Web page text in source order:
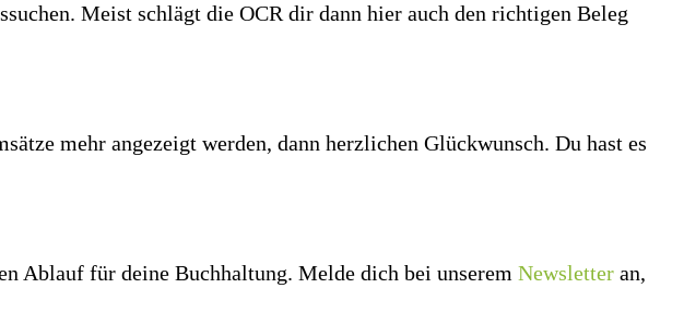
Meist schlägt die OCR dir dann hier auch den richtigen Beleg
mehr angezeigt werden, dann herzlichen Glückwunsch. Du hast es
Ablauf für deine Buchhaltung. Melde dich bei unserem Newsletter an,